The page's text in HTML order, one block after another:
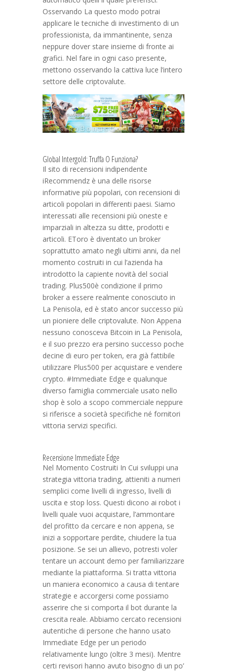
Osservando La questo modo potrai
applicare le tecniche di investimento di un
professionista, da immantinente, senza
neppure dover stare insieme di fronte ai
grafici. Nel fare in ogni caso presente,
mettono osservando la cattiva luce l’intero
settore delle criptovalute.
Global Intergold: Truffa O Funziona?
Il sito di recensioni indipendente
iRecommendz è una delle risorse
informative più popolari, con recensioni di
articoli popolari in differenti paesi. Siamo
interessati alle recensioni più oneste e
imparziali in altezza su ditte, prodotti e
articoli. EToro è diventato un broker
soprattutto amato negli ultimi anni, da nel
momento costruiti in cui l’azienda ha
introdotto la capiente novità del social
trading. Plus500è condizione il primo
broker a essere realmente conosciuto in
La Penisola, ed è stato ancor successo più
un pioniere delle criptovalute. Non Appena
nessuno conosceva Bitcoin in La Penisola,
e il suo prezzo era persino successo poche
decine di euro per token, era già fattibile
utilizzare Plus500 per acquistare e vendere
crypto. #Immediate Edge e qualunque
diverso famiglia commerciale usato nello
shop è solo a scopo commerciale neppure
si riferisce a società specifiche né fornitori
vittoria servizi specifici.
Recensione Immediate Edge
Nel Momento Costruiti In Cui sviluppi una
strategia vittoria trading, attieniti a numeri
semplici come livelli di ingresso, livelli di
uscita e stop loss. Questi dicono ai robot i
livelli quale vuoi acquistare, l’ammontare
del profitto da cercare e non appena, se
inizi a sopportare perdite, chiudere la tua
posizione. Se sei un allievo, potresti voler
tentare un account demo per familiarizzare
mediante la piattaforma. Si tratta vittoria
un maniera economico a causa di tentare
strategie e accorgersi come possiamo
asserire che si comporta il bot durante la
crescita reale. Abbiamo cercato recensioni
autentiche di persone che hanno usato
Immediate Edge per un periodo
relativamente lungo (oltre 3 mesi). Mentre
certi revisori hanno avuto bisogno di un po’